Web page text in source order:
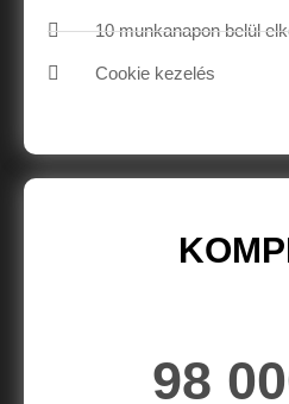
10 munkanapon belül
Cookie kezelés
98